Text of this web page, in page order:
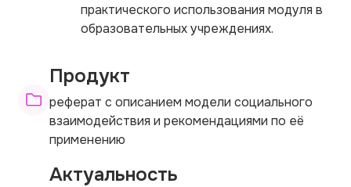
практического использования модуля в
образовательных учреждениях.
Продукт
реферат с описанием модели социального
взаимодействия и рекомендациями по её
применению
Актуальность